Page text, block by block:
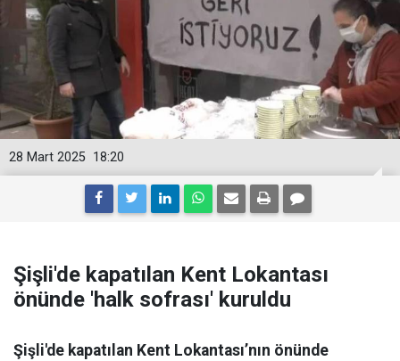
18:20
28 Mart 2025
Şişli'de kapatılan Kent Lokantası
önünde 'halk sofrası' kuruldu
Şişli'de kapatılan Kent Lokantası’nın önünde